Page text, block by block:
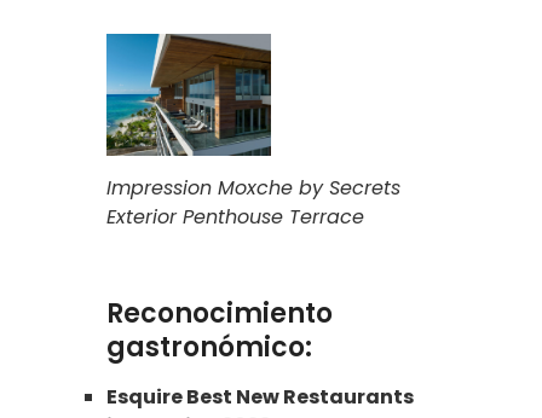
Impression Moxche by Secrets
Exterior Penthouse Terrace
Reconocimiento
gastronómico:
Esquire Best New Restaurants